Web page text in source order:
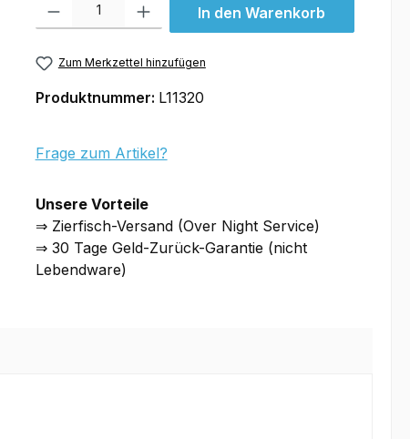
In den Warenkorb
Zum Merkzettel hinzufügen
Produktnummer: L11320
Frage zum Artikel?
Unsere Vorteile
⇒ Zierfisch-Versand (Over Night Service)
⇒ 30 Tage Geld-Zurück-Garantie (nicht
Lebendware)